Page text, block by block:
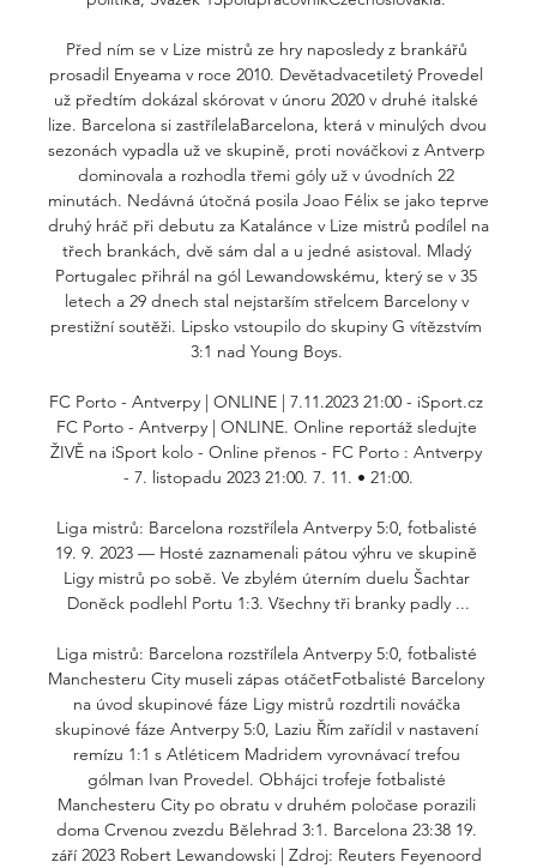
Před ním se v Lize mistrů ze hry naposledy z brankářů
prosadil Enyeama v roce 2010. Devětadvacetiletý Provedel
už předtím dokázal skórovat v únoru 2020 v druhé italské
lize. Barcelona si zastřílelaBarcelona, která v minulých dvou
sezonách vypadla už ve skupině, proti nováčkovi z Antverp
dominovala a rozhodla třemi góly už v úvodních 22
minutách. Nedávná útočná posila Joao Félix se jako teprve
druhý hráč při debutu za Katalánce v Lize mistrů podílel na
třech brankách, dvě sám dal a u jedné asistoval. Mladý
Portugalec přihrál na gól Lewandowskému, který se v 35
letech a 29 dnech stal nejstarším střelcem Barcelony v
prestižní soutěži. Lipsko vstoupilo do skupiny G vítězstvím
3:1 nad Young Boys.
FC Porto - Antverpy | ONLINE | 7.11.2023 21:00 - iSport.cz
FC Porto - Antverpy | ONLINE. Online reportáž sledujte
ŽIVĚ na iSport kolo - Online přenos - FC Porto : Antverpy
- 7. listopadu 2023 21:00. 7. 11. • 21:00.
Liga mistrů: Barcelona rozstřílela Antverpy 5:0, fotbalisté
19. 9. 2023 — Hosté zaznamenali pátou výhru ve skupině
Ligy mistrů po sobě. Ve zbylém úterním duelu Šachtar
Doněck podlehl Portu 1:3. Všechny tři branky padly ...
Liga mistrů: Barcelona rozstřílela Antverpy 5:0, fotbalisté
Manchesteru City museli zápas otáčetFotbalisté Barcelony
na úvod skupinové fáze Ligy mistrů rozdrtili nováčka
skupinové fáze Antverpy 5:0, Laziu Řím zařídil v nastavení
remízu 1:1 s Atléticem Madridem vyrovnávací trefou
gólman Ivan Provedel. Obhájci trofeje fotbalisté
Manchesteru City po obratu v druhém poločase porazili
doma Crvenou zvezdu Bělehrad 3:1. Barcelona 23:38 19.
září 2023 Robert Lewandowski | Zdroj: Reuters Feyenoord